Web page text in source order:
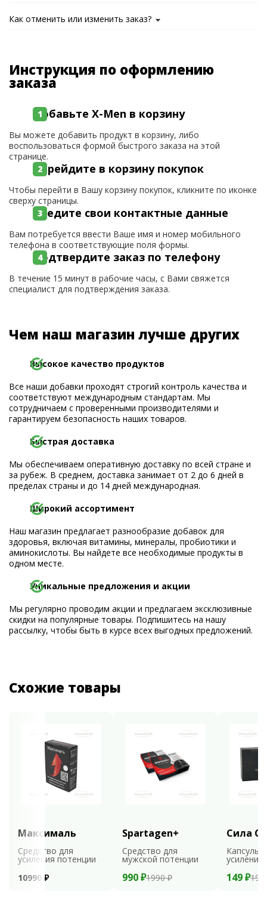
Как отменить или изменить заказ?
Инструкция по оформлению
заказа
Добавьте X-Men в корзину
Вы можете добавить продукт в корзину, либо
воспользоваться формой быстрого заказа на этой
странице.
Перейдите в корзину покупок
Чтобы перейти в Вашу корзину покупок, кликните по иконке
сверху страницы.
Введите свои контактные данные
Вам потребуется ввести Ваше имя и номер мобильного
телефона в соответствующие поля формы.
Подтвердите заказ по телефону
В течение 15 минут в рабочие часы, с Вами свяжется
специалист для подтверждения заказа.
Чем наш магазин лучше других
Высокое качество продуктов
Все наши добавки проходят строгий контроль качества и
соответствуют международным стандартам. Мы
сотрудничаем с проверенными производителями и
гарантируем безопасность наших товаров.
Быстрая доставка
Мы обеспечиваем оперативную доставку по всей стране и
за рубеж. В среднем, доставка занимает от 2 до 6 дней в
пределах страны и до 14 дней международная.
Широкий ассортимент
Наш магазин предлагает разнообразие добавок для
здоровья, включая витамины, минералы, пробиотики и
аминокислоты. Вы найдете все необходимые продукты в
одном месте.
Уникальные предложения и акции
Мы регулярно проводим акции и предлагаем эксклюзивные
скидки на популярные товары. Подпишитесь на нашу
рассылку, чтобы быть в курсе всех выгодных предложений.
Схожие товары
Максималь
Средство для
усиления потенции
10990 ₽
Spartagen+
Средство для
мужской потенции
990 ₽1990 ₽
Сила
Капсулы
усиления
149 ₽